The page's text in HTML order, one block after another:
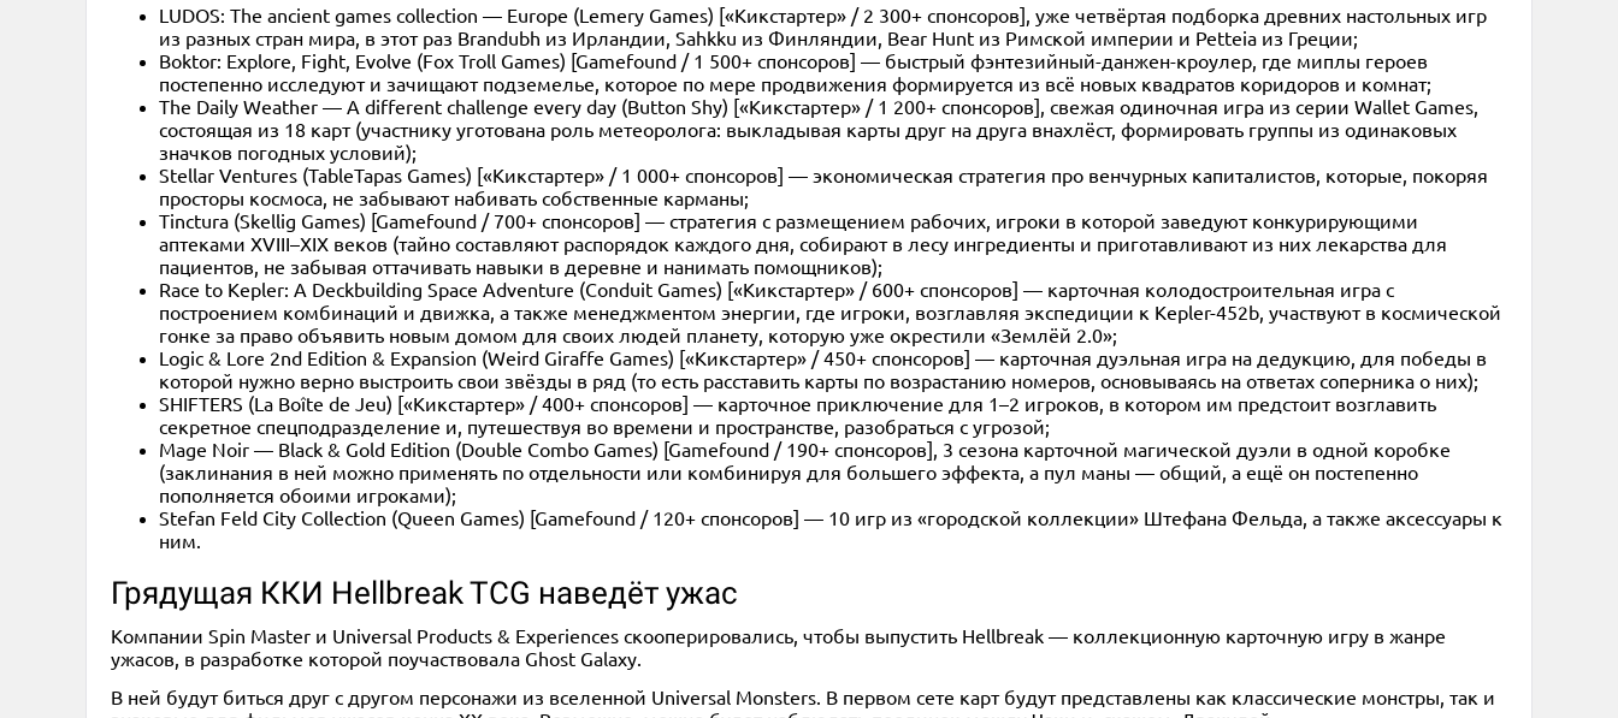
LUDOS: The ancient games collection — Europe (Lemery Games) [«Кикстартер» / 2 300+ спонсоров], уже четвёртая подборка древних настольных игр
из разных стран мира, в этот раз Brandubh из Ирландии, Sahkku из Финляндии, Bear Hunt из Римской империи и Petteia из Греции;
Boktor: Explore, Fight, Evolve (Fox Troll Games) [Gamefound / 1 500+ спонсоров] — быстрый фэнтезийный-данжен-кроулер, где миплы героев
постепенно исследуют и зачищают подземелье, которое по мере продвижения формируется из всё новых квадратов коридоров и комнат;
The Daily Weather — A different challenge every day (Button Shy) [«Кикстартер» / 1 200+ спонсоров], свежая одиночная игра из серии Wallet Games,
состоящая из 18 карт (участнику уготована роль метеоролога: выкладывая карты друг на друга внахлёст, формировать группы из одинаковых
значков погодных условий);
Stellar Ventures (TableTapas Games) [«Кикстартер» / 1 000+ спонсоров] — экономическая стратегия про венчурных капиталистов, которые, покоряя
просторы космоса, не забывают набивать собственные карманы;
Tinctura (Skellig Games) [Gamefound / 700+ спонсоров] — стратегия с размещением рабочих, игроки в которой заведуют конкурирующими
аптеками XVIII–XIX веков (тайно составляют распорядок каждого дня, собирают в лесу ингредиенты и приготавливают из них лекарства для
пациентов, не забывая оттачивать навыки в деревне и нанимать помощников);
Race to Kepler: A Deckbuilding Space Adventure (Conduit Games) [«Кикстартер» / 600+ спонсоров] — карточная колодостроительная игра с
построением комбинаций и движка, а также менеджментом энергии, где игроки, возглавляя экспедиции к Kepler-452b, участвуют в космической
гонке за право объявить новым домом для своих людей планету, которую уже окрестили «Землёй 2.0»;
Logic & Lore 2nd Edition & Expansion (Weird Giraffe Games) [«Кикстартер» / 450+ спонсоров] — карточная дуэльная игра на дедукцию, для победы в
которой нужно верно выстроить свои звёзды в ряд (то есть расставить карты по возрастанию номеров, основываясь на ответах соперника о них);
SHIFTERS (La Boîte de Jeu) [«Кикстартер» / 400+ спонсоров] — карточное приключение для 1–2 игроков, в котором им предстоит возглавить
секретное спецподразделение и, путешествуя во времени и пространстве, разобраться с угрозой;
Mage Noir — Black & Gold Edition (Double Combo Games) [Gamefound / 190+ спонсоров], 3 сезона карточной магической дуэли в одной коробке
(заклинания в ней можно применять по отдельности или комбинируя для большего эффекта, а пул маны — общий, а ещё он постепенно
пополняется обоими игроками);
Stefan Feld City Collection (Queen Games) [Gamefound / 120+ спонсоров] — 10 игр из «городской коллекции» Штефана Фельда, а также аксессуары к
ним.
Грядущая ККИ Hellbreak TCG наведёт ужас
Компании Spin Master и Universal Products & Experiences скооперировались, чтобы выпустить Hellbreak — коллекционную карточную игру в жанре
ужасов, в разработке которой поучаствовала Ghost Galaxy.
В ней будут биться друг с другом персонажи из вселенной Universal Monsters. В первом сете карт будут представлены как классические монстры, так и